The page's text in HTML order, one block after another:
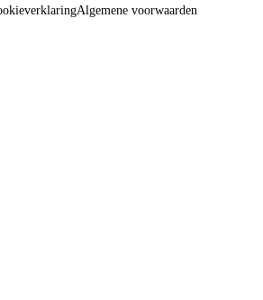
Algemene voorwaarden